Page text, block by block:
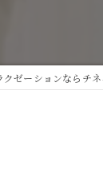
クゼーションならチ